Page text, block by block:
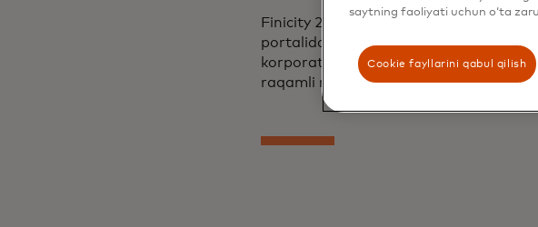
Finicity 2016-yil sentabr oyida ishga
portalida Wells Fargo ma'lumotlar
korporativ bank mijozlariga Wells
raqamli muhitlariga integratsiya qilish
saytning faoliyati uchun o‘ta
Cookie fayllarini qabul qilish